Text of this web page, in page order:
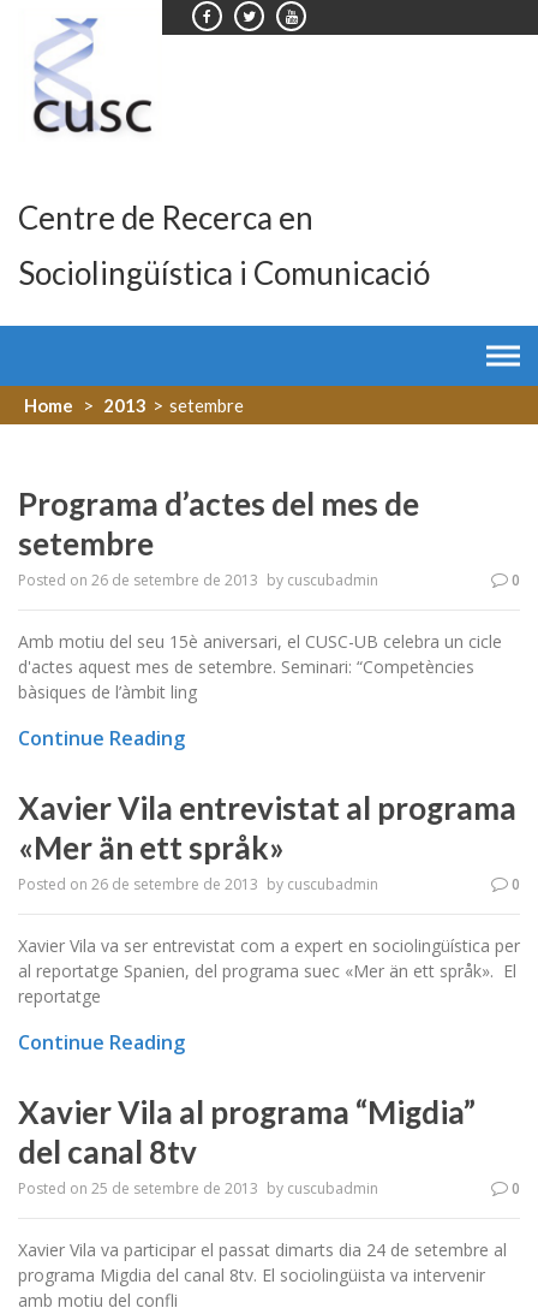
content
Centre de Recerca en
Sociolingüística i Comunicació
Home > 2013 > setembre
Programa d’actes del mes de
setembre
Posted on 26 de setembre de 2013 by cuscubadmin 0
Amb motiu del seu 15è aniversari, el CUSC-UB celebra un cicle
d'actes aquest mes de setembre. Seminari: “Competències
bàsiques de l’àmbit ling
Continue Reading
Xavier Vila entrevistat al programa
«Mer än ett språk»
Posted on 26 de setembre de 2013 by cuscubadmin 0
Xavier Vila va ser entrevistat com a expert en sociolingüística per
al reportatge Spanien, del programa suec «Mer än ett språk». El
reportatge
Continue Reading
Xavier Vila al programa “Migdia”
del canal 8tv
Posted on 25 de setembre de 2013 by cuscubadmin 0
Xavier Vila va participar el passat dimarts dia 24 de setembre al
programa Migdia del canal 8tv. El sociolingüista va intervenir
amb motiu del confli